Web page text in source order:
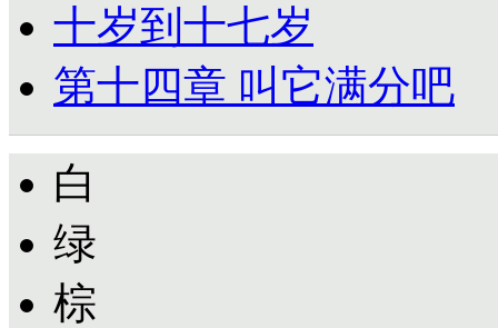
十岁到十七岁
第十四章 叫它满分吧
白
绿
棕